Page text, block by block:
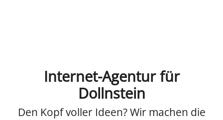
Internet-Agentur für
Dollnstein
Den Kopf voller Ideen? Wir machen die